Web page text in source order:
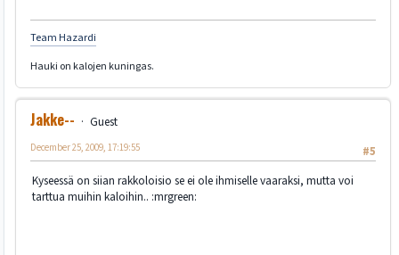
Team Hazardi
Hauki on kalojen kuningas.
Jakke--
Guest
#5
December 25, 2009, 17:19:55
Kyseessä on siian rakkoloisio se ei ole ihmiselle vaaraksi, mutta voi
tarttua muihin kaloihin.. :mrgreen: